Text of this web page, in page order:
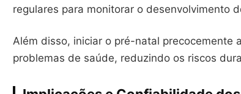
regulares para monitorar o desenvolvimento
Além disso, iniciar o pré-natal precocemente
problemas de saúde, reduzindo os riscos